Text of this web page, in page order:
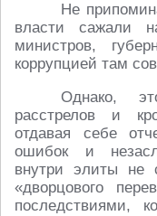
Не
власти сажали
министров,
коррупцией там
Однако,
расстрелов и
отдавая себе
ошибок и
внутри элиты не
«дворцового
последствиями,